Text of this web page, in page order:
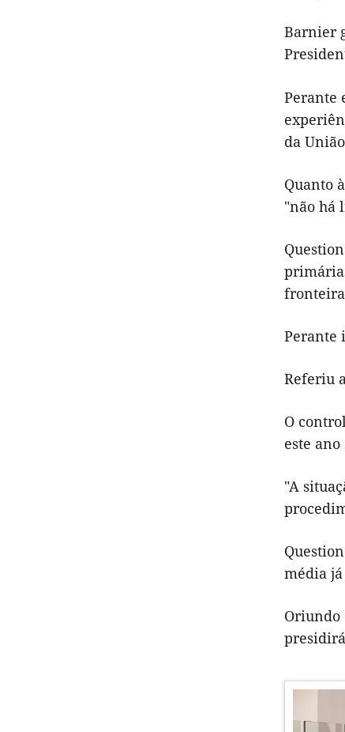
Barnier
Perante
da
Quanto
"não há
Perante
Referiu
O
este
"A
média
Oriundo